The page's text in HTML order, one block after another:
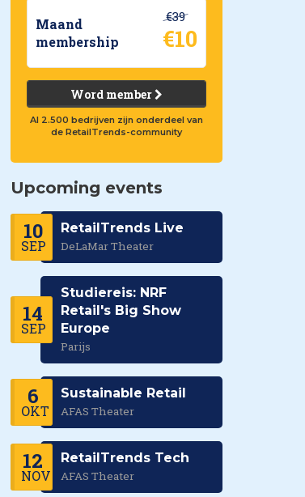
Maand
membership
€39
€10
Word member
Al 2.500 bedrijven zijn onderdeel van
de RetailTrends-community
Upcoming events
10
SEP
RetailTrends Live
DeLaMar Theater
14
SEP
Studiereis: NRF
Retail's Big Show
Europe
Parijs
6
OKT
Sustainable Retail
AFAS Theater
12
NOV
RetailTrends Tech
AFAS Theater